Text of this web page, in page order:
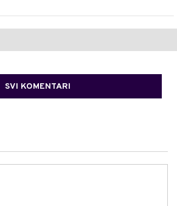
SVI KOMENTARI